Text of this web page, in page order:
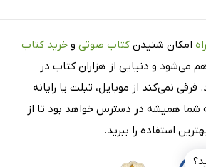
امکان شنیدن کتاب صوتی و خرید کتاب
می‌شود و دنیایی از هزاران کتاب در
نمی‌کند از موبایل، تبلت یا رایانه
شما همیشه در دسترس خواهد بود تا از
استفاده را ببرید.